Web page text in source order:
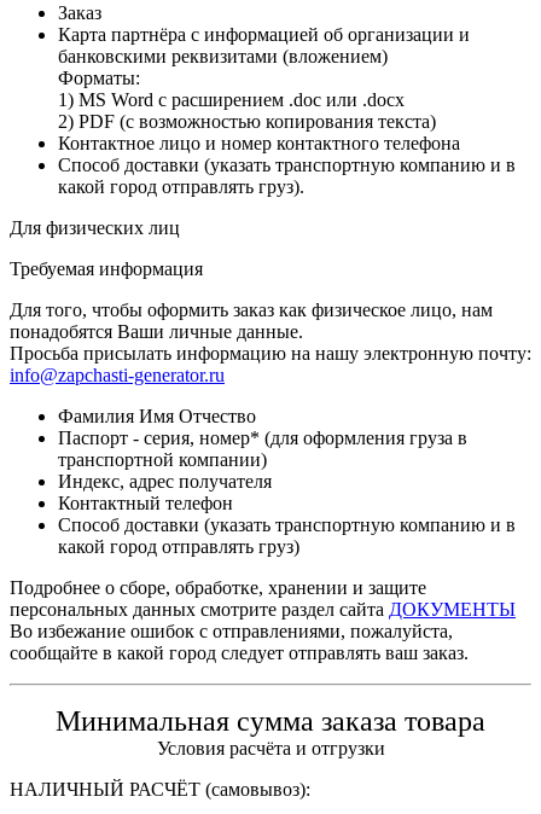
Заказ
Карта партнёра с информацией об организации и
банковскими реквизитами (вложением)
Форматы:
1) MS Word с расширением .doc или .docx
2) PDF (с возможностью копирования текста)
Контактное лицо и номер контактного телефона
Способ доставки (указать транспортную компанию и в
какой город отправлять груз).
Для физических лиц
Требуемая информация
Для того, чтобы оформить заказ как физическое лицо, нам
понадобятся Ваши личные данные.
Просьба присылать информацию на нашу электронную почту:
info@zapchasti-generator.ru
Фамилия Имя Отчество
Паспорт - серия, номер* (для оформления груза в
транспортной компании)
Индекс, адрес получателя
Контактный телефон
Способ доставки (указать транспортную компанию и в
какой город отправлять груз)
Подробнее о сборе, обработке, хранении и защите
персональных данных смотрите раздел сайта ДОКУМЕНТЫ
Во избежание ошибок с отправлениями, пожалуйста,
сообщайте в какой город следует отправлять ваш заказ.
Минимальная сумма заказа товара
Условия расчёта и отгрузки
НАЛИЧНЫЙ РАСЧЁТ (самовывоз):